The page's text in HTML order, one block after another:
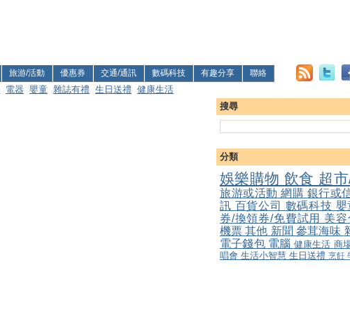
旅游/活動 優惠券 交通/通訊 數碼科技 有趣分享 聯絡
電器 嬰童 雜誌有禮 生日送禮 健康生活
搜尋
分類
娛樂購物 飲食 超
旅游或活動 網購 銀行或
訊 百貨公司 數碼科技 嬰
券/換領券/免費試用 美
機票其他 新聞參茸海味
電子錢包 電腦 健康生活 商
唱會 生活小智慧 生日送禮 烹飪